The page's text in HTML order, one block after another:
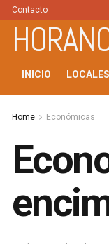
Contacto
INICIO LOCALES
Home Económicas